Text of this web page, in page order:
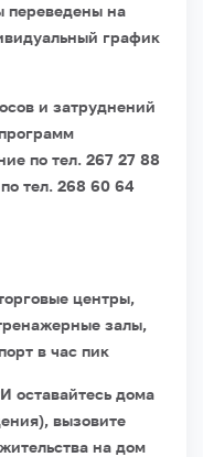
переведены на
график
и затруднений
по тел. 267 27 88
тел. 268 60 64
центры,
залы,
в час пик
оставайтесь дома
вызовите
на дом